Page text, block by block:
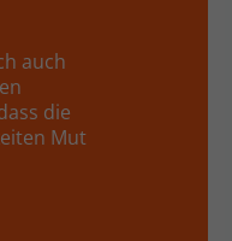
auch
die
Mut